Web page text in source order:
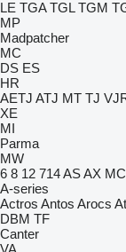
LE TGA TGL TGM
MP
Madpatcher
MC
DS ES
HR
AETJ ATJ MT TJ
XE
MI
Parma
MW
6 8 12 714ASAX
A-series
Actros Antos Arocs
DBM TF
Canter
VA